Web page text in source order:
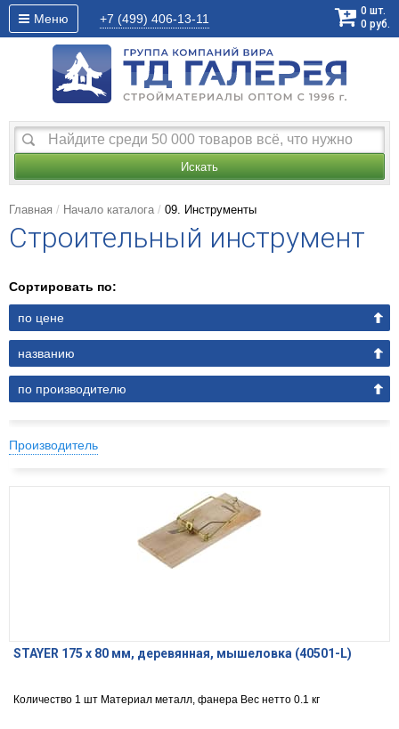
Меню +7 (499) 406-13-11
0 шт.
0 руб.
Искать
Главная Начало каталога 09. Инструменты
Строительный инструмент
Сортировать по:
по цене
названию
по производителю
Производитель
STAYER 175 х 80 мм, деревянная, мышеловка (40501-L)
Количество 1 шт Материал металл, фанера Вес нетто 0.1 кг